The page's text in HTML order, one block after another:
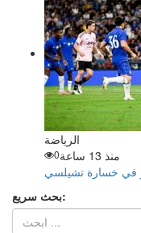
الرياضة
منذ 13 ساعة
0
في خسارة تشيلسي
بحث سريع: